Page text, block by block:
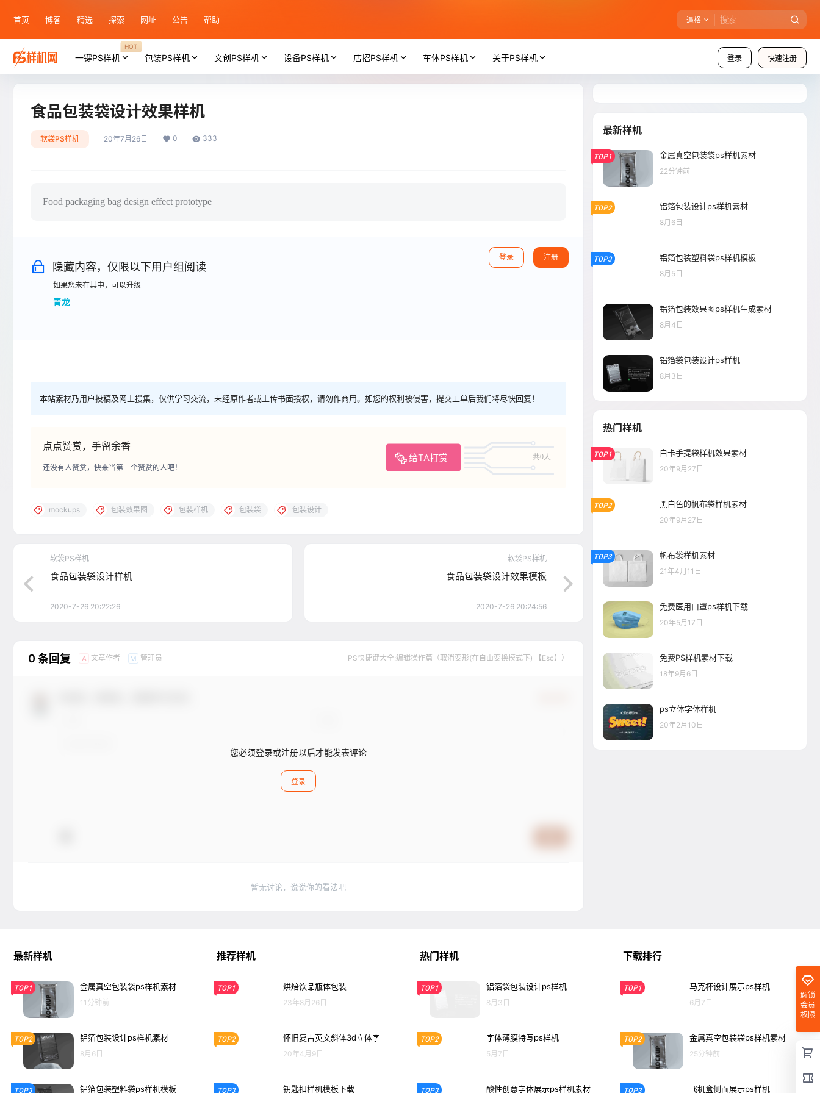
首页 博客 精选 探索 网址 公告 帮助 逼格
登录 快速注册
一键PS样机
HOT
包装PS样机 文创PS样机 设备PS样机 店招PS样机 车体PS样机 关于PS样机
食品包装袋设计效果样机
软袋PS样机 20年7月26日 0 333
Food packaging bag design effect prototype
隐藏内容，仅限以下用户组阅读
如果您未在其中，可以升级
青龙
登录 注册
本站素材乃用户投稿及网上搜集，仅供学习交流，未经原作者或上传书面授权，请勿作商用。如您的权利被侵害，提交工单后我们将尽快回复！
点点赞赏，手留余香
给TA打赏 共0人
还没有人赞赏，快来当第一个赞赏的人吧！
mockups 包装效果图 包装样机 包装袋 包装设计
软袋PS样机
食品包装袋设计样机
2020-7-26 20:22:26
软袋PS样机
食品包装袋设计效果模板
2020-7-26 20:24:56
0 条回复 A 文章作者 M 管理员 PS快捷键大全:编辑操作篇（取消变形(在自由变换模式下) 【Esc】）
您必须登录或注册以后才能发表评论
登录
暂无讨论，说说你的看法吧
最新样机
TOP1 金属真空包装袋ps样机素材
22分钟前
TOP2 铝箔包装设计ps样机素材
8月6日
TOP3 铝箔包装塑料袋ps样机模板
8月5日
铝箔包装效果图ps样机生成素材
8月4日
铝箔袋包装设计ps样机
8月3日
热门样机
TOP1 白卡手提袋样机效果素材
20年9月27日
TOP2 黑白色的帆布袋样机素材
20年9月27日
TOP3 帆布袋样机素材
21年4月11日
免费医用口罩ps样机下载
20年5月17日
免费PS样机素材下载
18年9月6日
ps立体字体样机
20年2月10日
解锁
会员
权限
最新样机
TOP1 金属真空包装袋ps样机素材
11分钟前
TOP2 铝箔包装设计ps样机素材
8月6日
TOP3 铝箔包装塑料袋ps样机模板
推荐样机
TOP1 烘焙饮品瓶体包装
23年8月26日
TOP2 怀旧复古英文斜体3d立体字
20年4月9日
TOP3 钥匙扣样机模板下载
热门样机
TOP1 铝箔袋包装设计ps样机
8月3日
TOP2 字体薄膜特写ps样机
5月7日
TOP3 酸性创意字体展示ps样机素材
下载排行
TOP1 马克杯设计展示ps样机
6月7日
TOP2 金属真空包装袋ps样机素材
25分钟前
TOP3 飞机盒侧面展示ps样机